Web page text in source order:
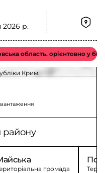
2026 р.
орієнтовно у більш
Республіка
та безпека
районі
Крим.
району
громада